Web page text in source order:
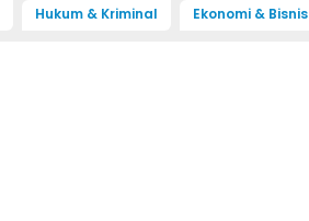
Hukum & Kriminal Ekonomi & Bisnis